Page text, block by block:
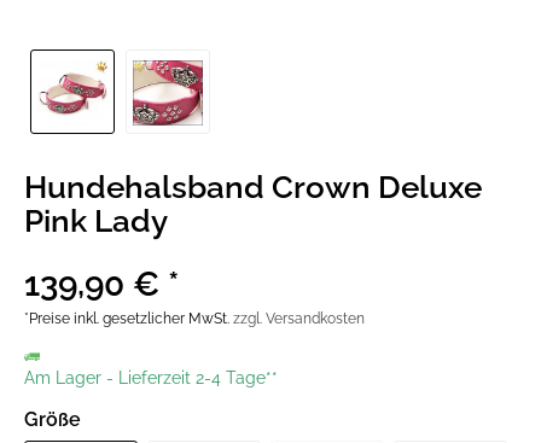
Hundehalsband Crown Deluxe
Pink Lady
139,90 € *
*Preise inkl. gesetzlicher MwSt. zzgl. Versandkosten
Am Lager - Lieferzeit 2-4 Tage**
Größe